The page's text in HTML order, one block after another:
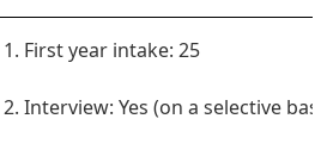
1. First year intake: 25
2. Interview: Yes (on a selective